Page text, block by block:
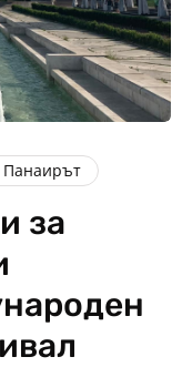
Панаирът
за